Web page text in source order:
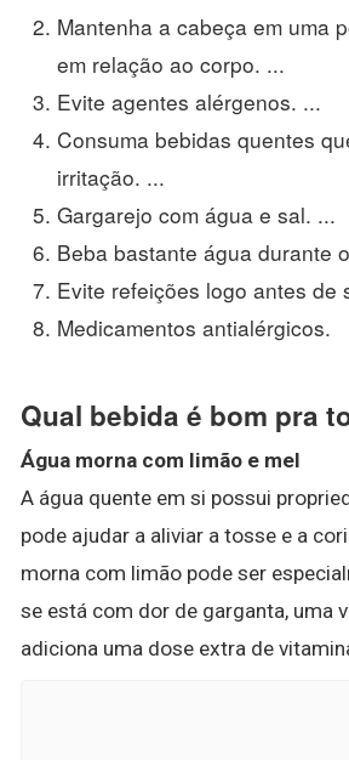
Mantenha a cabeça em uma
em relação ao corpo. ...
Evite agentes alérgenos. ...
Consuma bebidas quentes
irritação. ...
Gargarejo com água e sal. ...
Beba bastante água durante
Evite refeições logo antes de
Medicamentos antialérgicos.
Qual bebida é bom pra
Água morna com limão e mel
A água quente em si possui
pode ajudar a aliviar a tosse e a
morna com limão pode ser
se está com dor de garganta, uma
adiciona uma dose extra de